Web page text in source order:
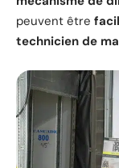
peuvent être
technicien de